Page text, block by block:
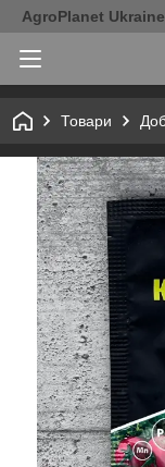
AgroPlanet
Товари